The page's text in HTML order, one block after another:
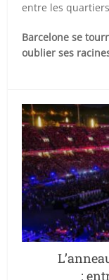
entre les
Barcelone se
oublier ses
: